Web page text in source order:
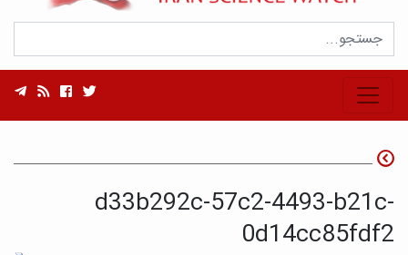
d33b292c-57c2-4493-b21c-
0d14cc85fdf2